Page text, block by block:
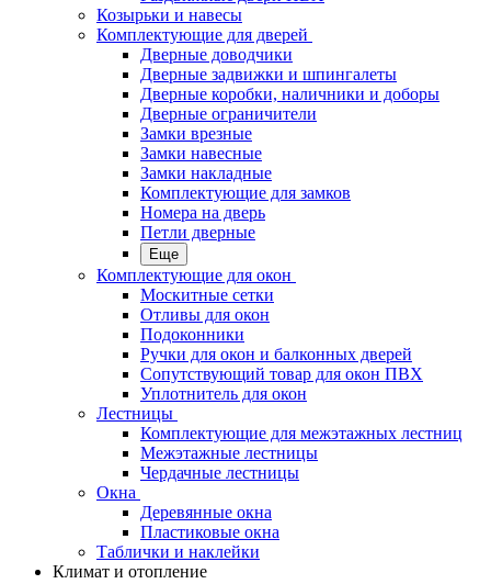
Козырьки и навесы
Комплектующие для дверей
Дверные доводчики
Дверные задвижки и шпингалеты
Дверные коробки, наличники и доборы
Дверные ограничители
Замки врезные
Замки навесные
Замки накладные
Комплектующие для замков
Номера на дверь
Петли дверные
Еще
Комплектующие для окон
Москитные сетки
Отливы для окон
Подоконники
Ручки для окон и балконных дверей
Сопутствующий товар для окон ПВХ
Уплотнитель для окон
Лестницы
Комплектующие для межэтажных лестниц
Межэтажные лестницы
Чердачные лестницы
Окна
Деревянные окна
Пластиковые окна
Таблички и наклейки
Климат и отопление